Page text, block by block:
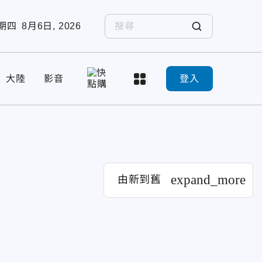
四 8月6日, 2026
大陸 影音 登入
由新到舊 expand_more